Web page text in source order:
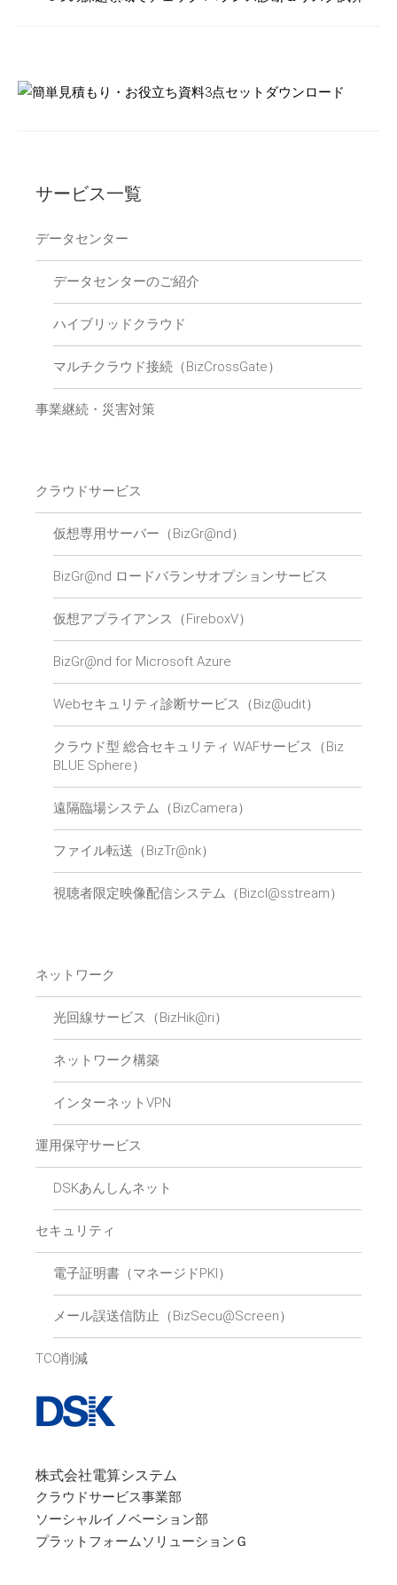
サービス一覧
データセンター
データセンターのご紹介
ハイブリッドクラウド
マルチクラウド接続（BizCrossGate）
事業継続・災害対策
クラウドサービス
仮想専用サーバー（BizGr@nd）
BizGr@nd ロードバランサオプションサービス
仮想アプライアンス（FireboxV）
BizGr@nd for Microsoft Azure
Webセキュリティ診断サービス（Biz@udit）
クラウド型 総合セキュリティ WAFサービス（Biz
BLUE Sphere）
遠隔臨場システム（BizCamera）
ファイル転送（BizTr@nk）
視聴者限定映像配信システム（Bizcl@sstream）
ネットワーク
光回線サービス（BizHik@ri）
ネットワーク構築
インターネットVPN
運用保守サービス
DSKあんしんネット
セキュリティ
電子証明書（マネージドPKI）
メール誤送信防止（BizSecu@Screen）
TCO削減
株式会社電算システム
クラウドサービス事業部
ソーシャルイノベーション部
プラットフォームソリューションＧ